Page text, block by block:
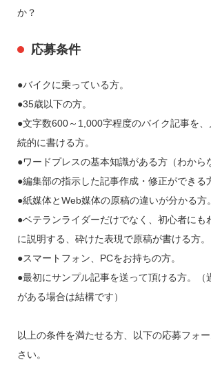
か？
応募条件
●バイクに乗っている方。
●35歳以下の方。
●文字数600～1,000字程度のバイク記事を
続的に書ける方。
●ワードプレスの基本知識がある方（わから
●編集部の指示した記事作成・修正ができる
●紙媒体とWeb媒体の原稿の違いが分かる方。
●ベテランライダーだけでなく、初心者にも
に説明する、砕けた表現で原稿が書ける方。
●スマートフォン、PCをお持ちの方。
●最初にサンプル記事を送って頂ける方。（
がある場合は結構です）
以上の条件を満たせる方、以下の応募フォ
さい。